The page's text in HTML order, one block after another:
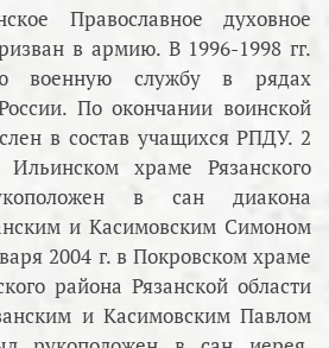
Православное духовное
в армию. В 1996-1998 гг.
военную службу в рядах
По окончании воинской
в состав учащихся РПДУ. 2
храме Рязанского
в сан диакона
и Касимовским Симоном
2004 г. в Покровском храме
района Рязанской области
и Касимовским Павлом